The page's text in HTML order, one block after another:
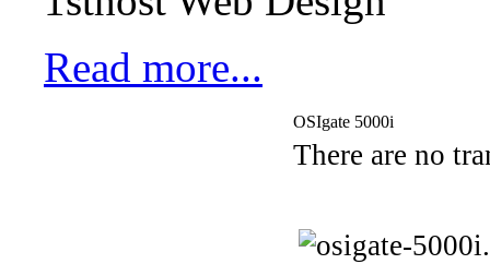
Read more...
OSIgate 5000i
There are no